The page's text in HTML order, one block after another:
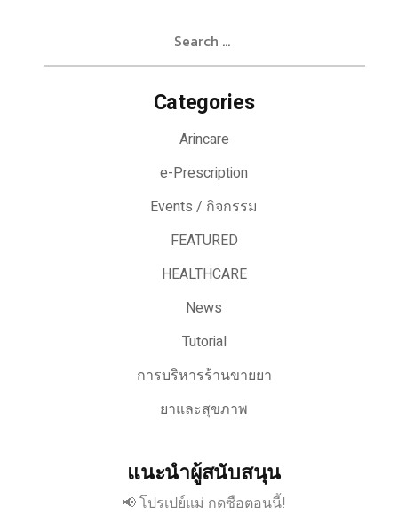
Categories
Arincare
e-Prescription
Events / กิจกรรม
FEATURED
HEALTHCARE
News
Tutorial
การบริหารร้านขายยา
ยาและสุขภาพ
แนะนำผู้สนับสนุน
📢 โปรเปย์แม่ กดซือตอนนี้!